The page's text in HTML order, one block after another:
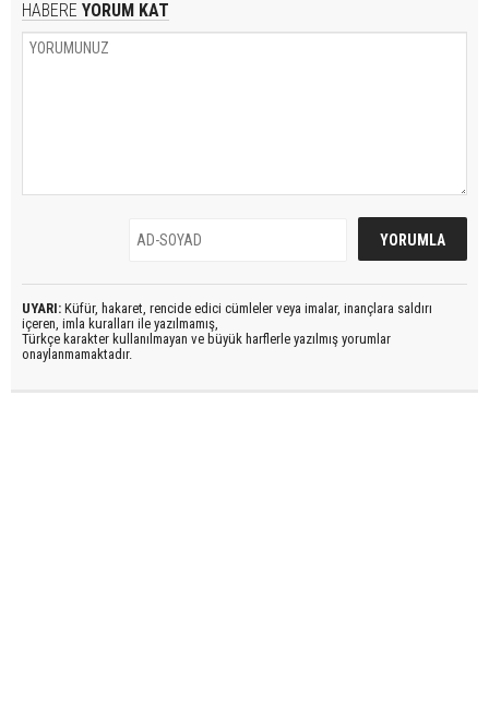
HABERE YORUM KAT
UYARI: Küfür, hakaret, rencide edici cümleler veya imalar, inançlara saldırı
içeren, imla kuralları ile yazılmamış,
Türkçe karakter kullanılmayan ve büyük harflerle yazılmış yorumlar
onaylanmamaktadır.